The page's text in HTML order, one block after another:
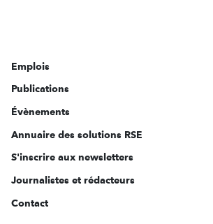
Emplois
Publications
Évènements
Annuaire des solutions RSE
S'inscrire aux newsletters
Journalistes et rédacteurs
Contact